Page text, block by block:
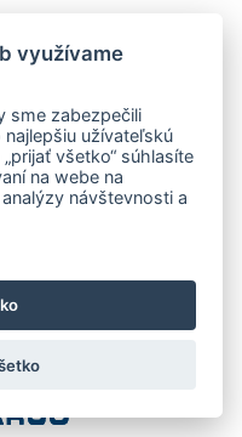
využívame
sme zabezpečili
užívateľskú
všetko“ súhlasíte
na webe na
návštevnosti a